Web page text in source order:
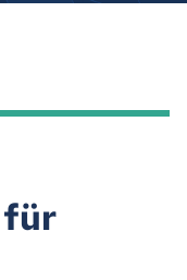
für